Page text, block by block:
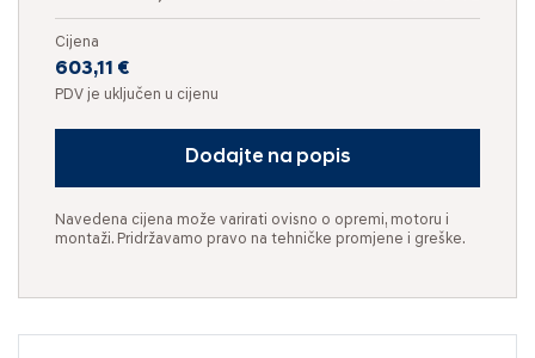
Cijena
603,11 €
PDV je uključen u cijenu
Dodajte na popis
Navedena cijena može varirati ovisno o opremi, motoru i
montaži. Pridržavamo pravo na tehničke promjene i greške.